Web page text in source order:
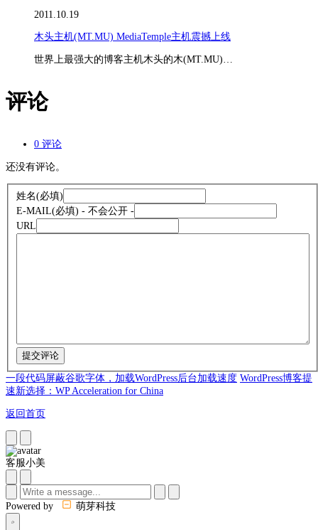
2011.10.19
木头主机(MT.MU) MediaTemple主机震撼上线
世界上最强大的博客主机木头的木(MT.MU)…
评论
0 评论
还没有评论。
姓名(必填)
E-MAIL(必填) - 不会公开 -
URL
一段代码屏蔽谷歌字体，加载WordPress后台加载速度 WordPress博客提
速新选择：WP Acceleration for China
返回首页
客服小美
Powered by 萌芽科技